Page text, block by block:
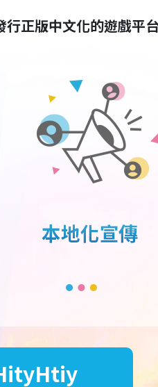
正版中文化的遊戲平